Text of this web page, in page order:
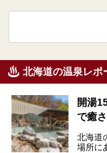
北海道の温泉レポ
開湯
で癒
北海道
場所にある登別万